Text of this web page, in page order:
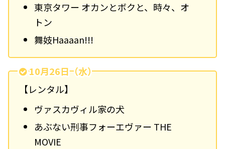
東京タワー オカンとボクと、時々、オ
トン
舞妓Haaaan!!!
10月26日（水）
【レンタル】
ヴァスカヴィル家の犬
あぶない刑事フォーエヴァー THE
MOVIE